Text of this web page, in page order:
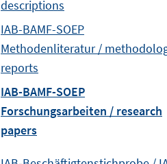
descriptions
IAB-BAMF-SOEP
Methodenliteratur /
reports
IAB-BAMF-SOEP
Forschungsarbeiten / research
papers